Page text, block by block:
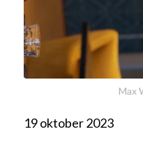
Max
19 oktober 2023